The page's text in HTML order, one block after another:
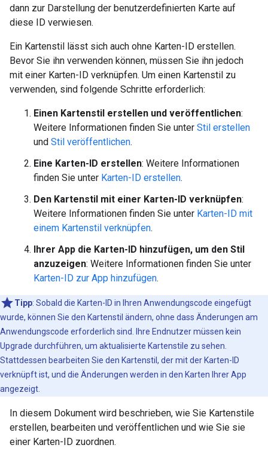
dann zur Darstellung der benutzerdefinierten Karte auf
diese ID verwiesen.
Ein Kartenstil lässt sich auch ohne Karten-ID erstellen.
Bevor Sie ihn verwenden können, müssen Sie ihn jedoch
mit einer Karten-ID verknüpfen. Um einen Kartenstil zu
verwenden, sind folgende Schritte erforderlich:
Einen Kartenstil erstellen und veröffentlichen:
Weitere Informationen finden Sie unter Stil erstellen
und Stil veröffentlichen.
Eine Karten-ID erstellen: Weitere Informationen
finden Sie unter Karten-ID erstellen.
Den Kartenstil mit einer Karten-ID verknüpfen:
Weitere Informationen finden Sie unter Karten-ID mit
einem Kartenstil verknüpfen.
Ihrer App die Karten-ID hinzufügen, um den Stil
anzuzeigen: Weitere Informationen finden Sie unter
Karten-ID zur App hinzufügen.
Tipp: Sobald die Karten-ID in Ihren Anwendungscode eingefügt
wurde, können Sie den Kartenstil ändern, ohne dass Änderungen am
Anwendungscode erforderlich sind. Ihre Endnutzer müssen kein
Upgrade durchführen, um aktualisierte Kartenstile zu sehen.
Stattdessen bearbeiten Sie den Kartenstil, der mit der Karten-ID
verknüpft ist, und die Änderungen werden in den Karten Ihrer App
angezeigt.
In diesem Dokument wird beschrieben, wie Sie Kartenstile
erstellen, bearbeiten und veröffentlichen und wie Sie sie
einer Karten-ID zuordnen.